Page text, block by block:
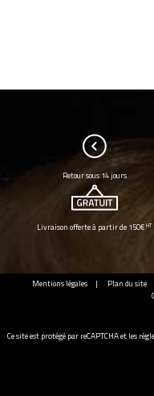
Retour sous 14 jours
Livraison offerte à partir de 150€HT
Mentions légales Plan du site
Ce site est protégé par reCAPTCHA et les